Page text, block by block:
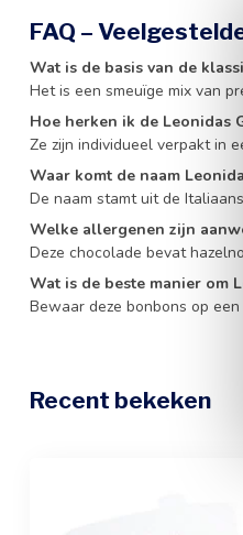
FAQ –
Wat is de basis van de
Het is een smeuïge mix van
Hoe herken ik de Leonidas
Ze zijn individueel verpakt in
Waar komt de naam
De naam stamt uit de
Welke allergenen zijn
Deze chocolade bevat
Wat is de beste manier om
Bewaar deze bonbons op
Recent bekeken